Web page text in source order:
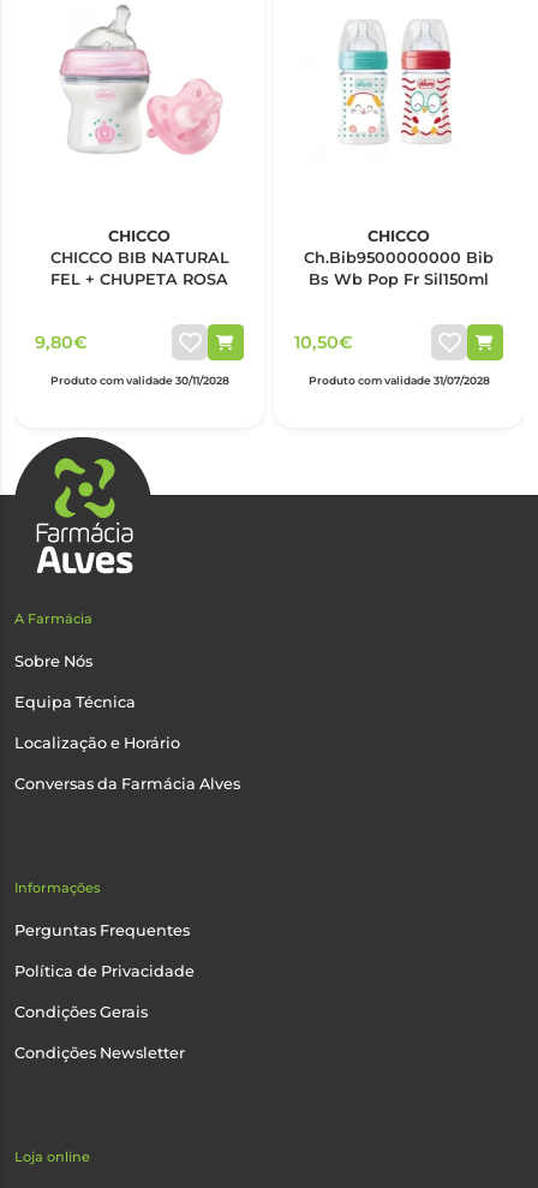
CHICCO
CHICCO BIB NATURAL
FEL + CHUPETA ROSA
9,80€
Produto com validade 30/11/2028
CHICCO
Ch.Bib9500000000 Bib
Bs Wb Pop Fr Sil150ml
10,50€
Produto com validade 31/07/2028
A Farmácia
Sobre Nós
Equipa Técnica
Localização e Horário
Conversas da Farmácia Alves
Informações
Perguntas Frequentes
Política de Privacidade
Condições Gerais
Condições Newsletter
Loja online